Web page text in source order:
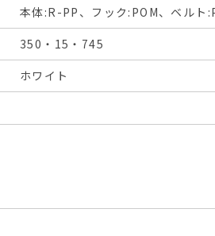
本体:R-PP、フック:POM、ベルト
350・15・745
ホワイト